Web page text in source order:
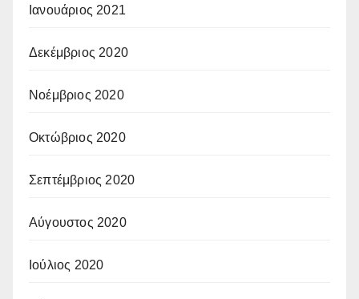
Ιανουάριος 2021
Δεκέμβριος 2020
Νοέμβριος 2020
Οκτώβριος 2020
Σεπτέμβριος 2020
Αύγουστος 2020
Ιούλιος 2020